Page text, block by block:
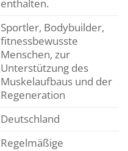
enthalten.
Sportler, Bodybuilder,
fitnessbewusste
Menschen, zur
Unterstützung des
Muskelaufbaus und der
Regeneration
Deutschland
Regelmäßige